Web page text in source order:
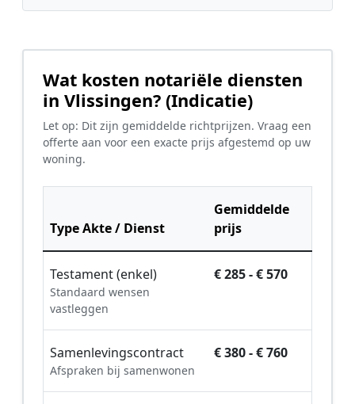
Wat kosten notariële diensten
in Vlissingen? (Indicatie)
Let op: Dit zijn gemiddelde richtprijzen. Vraag een
offerte aan voor een exacte prijs afgestemd op uw
woning.
Type Akte / Dienst
Gemiddelde
prijs
Testament (enkel)
Standaard wensen
vastleggen
€ 285 - € 570
Samenlevingscontract
Afspraken bij samenwonen
€ 380 - € 760